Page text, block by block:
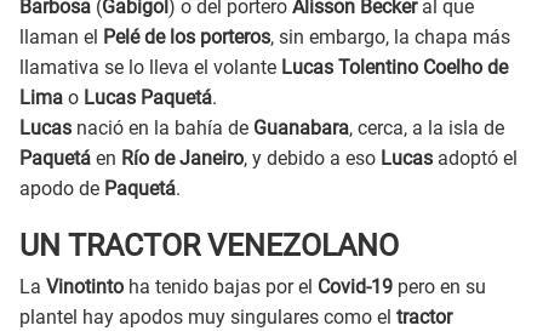
Barbosa (Gabigol) o del portero Alisson Beckeral que
llaman el Pelé de los porteros, sin embargo, la chapa más
llamativa se lo lleva el volante Lucas Tolentino Coelho de
Lima o Lucas Paquetá.
Lucas nació en la bahía de Guanabara, cerca, a la isla de
Paquetá en Río de Janeiro, y debido a eso Lucas adoptó el
apodo de Paquetá.
UN TRACTOR VENEZOLANO
La Vinotinto ha tenido bajas por el Covid-19 pero en su
plantel hay apodos muy singulares como el tractor